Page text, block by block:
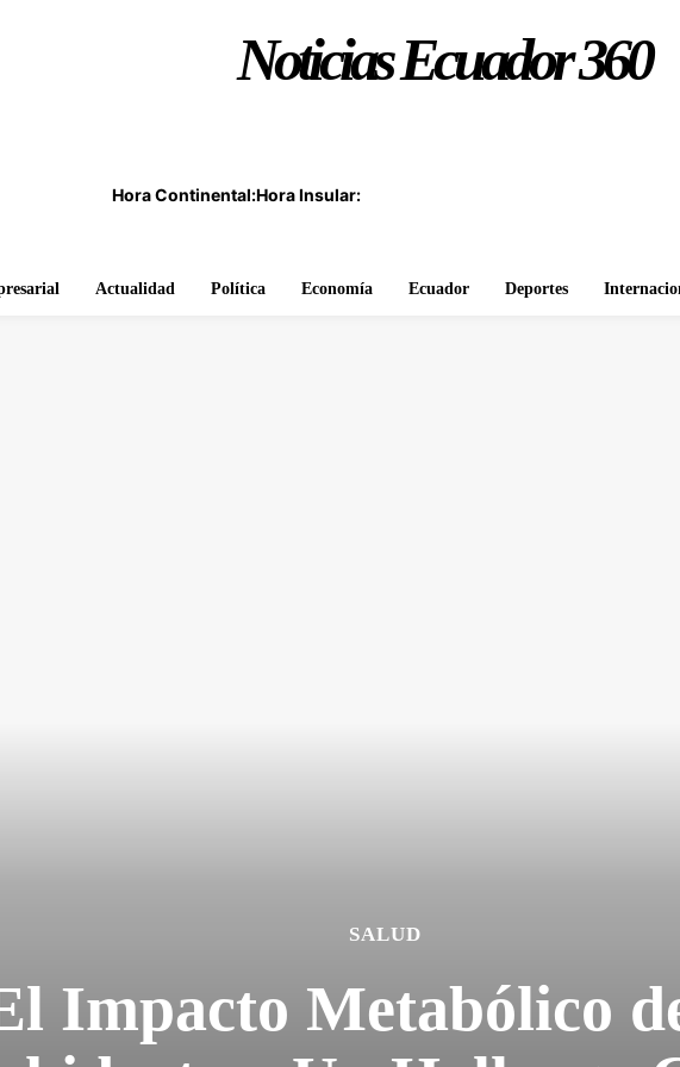
Noticias Ecuador 360
Hora Continental:Hora Insular:
Actualidad Política Economía Ecuador Deportes
SALUD
Impacto Metabólico